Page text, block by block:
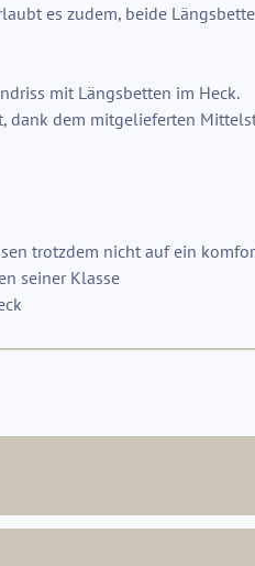
es zudem, beide
mit Längsbetten im Heck.
dank dem mitgelieferten
trotzdem nicht auf ein
seiner Klasse